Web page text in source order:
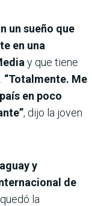
un sueño que
en una
y que tiene
“Totalmente. Me
en poco
, dijo la joven
y
de
la